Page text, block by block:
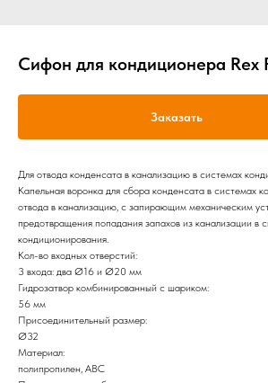
Сифон для кондиционера Rex
Заказать
Для отвода конденсата в канализацию в системах
Капельная воронка для сбора конденсата в системах
отвода в канализацию, с запирающим механическим
предотвращения попадания запахов из канализации в
кондиционирования.
Кол-во входных отверстий:
3 входа: два Ø16 и Ø20 мм
Гидрозатвор комбинированный с шариком:
56 мм
Присоединительный размер:
Ø32
Материал:
полипропилен, ABС